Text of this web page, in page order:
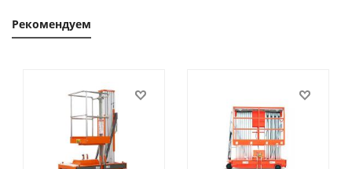
Рекомендуем